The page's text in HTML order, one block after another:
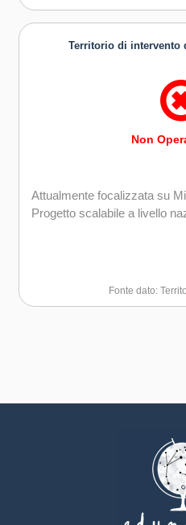
ai problemi è solo con i
soluzione)Territorio di intervento
Non
Attualmente focalizzata su
Progetto scalabile a livello
Fonte dato: